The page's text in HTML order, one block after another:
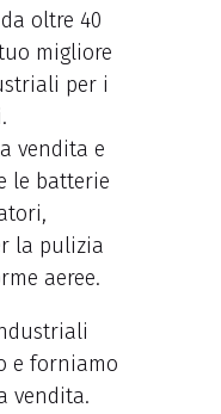
da oltre 40
migliore
per i
vendita e
le batterie
la pulizia
aeree.
e forniamo
vendita.